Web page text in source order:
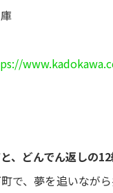
庫
、どんでん返しの12
で、夢を追いなが